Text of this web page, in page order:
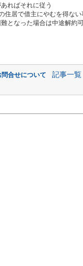
ればそれに従う
居で借主にやむを得ない
た場合は中途解約
合せについて 記事一覧